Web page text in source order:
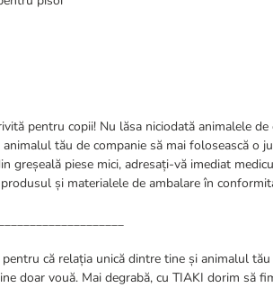
pentru copii! Nu lăsa niciodată animalele de
tău de companie să mai folosească o
greșeală piese mici, adresați-vă imediat
și materialele de ambalare în
că relația unică dintre tine și animalul
doar vouă. Mai degrabă, cu TIAKI dorim să